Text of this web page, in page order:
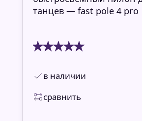
танцев — fast pole 4 pro
в наличии
сравнить